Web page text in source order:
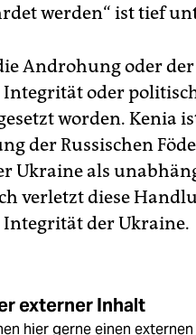
werden“ ist tief
Androhung oder
oder
worden. Kenia
der Russischen
Ukraine als
verletzt diese
der Ukraine.
externer Inhalt
hier gerne einen